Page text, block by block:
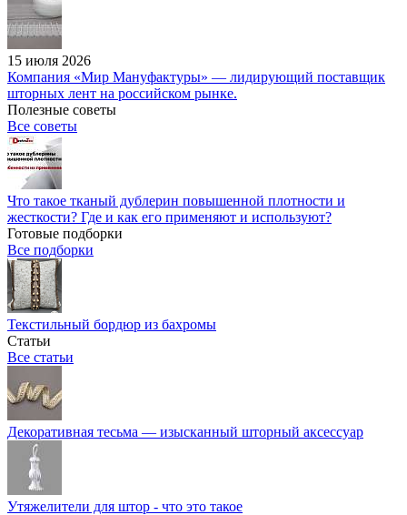
15 июля 2026
Компания «Мир Мануфактуры» — лидирующий поставщик
шторных лент на российском рынке.
Полезные советы
Все советы
Что такое тканый дублерин повышенной плотности и
жесткости? Где и как его применяют и используют?
Готовые подборки
Все подборки
Текстильный бордюр из бахромы
Статьи
Все статьи
Декоративная тесьма — изысканный шторный аксессуар
Утяжелители для штор - что это такое